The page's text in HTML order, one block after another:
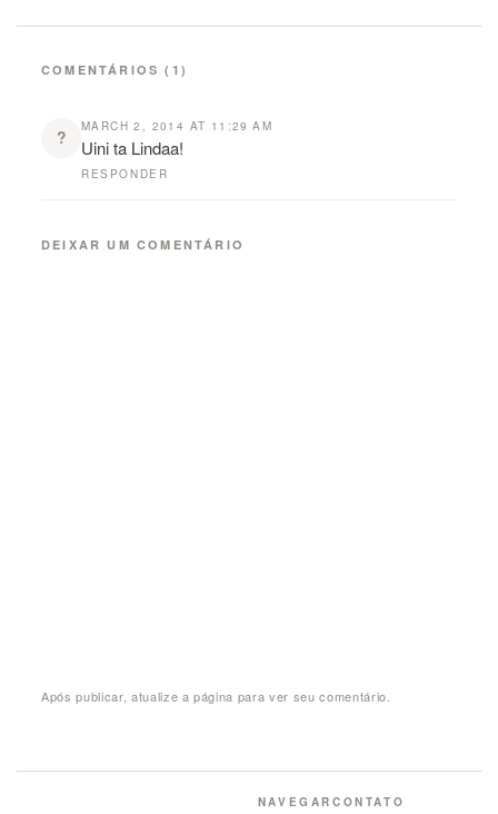
COMENTÁRIOS(1)
?
MARCH 2, 2014 AT 11:29 AM
Uini ta Lindaa!
RESPONDER
DEIXAR UM COMENTÁRIO
Após publicar, atualize a página para ver seu comentário.
NAVEGAR CONTATO